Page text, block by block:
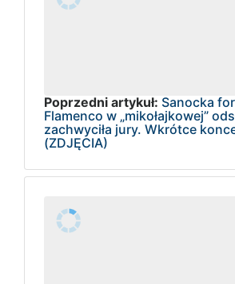
Poprzedni artykuł: Sanocka
Flamenco w „mikołajkowej”
zachwyciła jury. Wkrótce
(ZDJĘCIA)